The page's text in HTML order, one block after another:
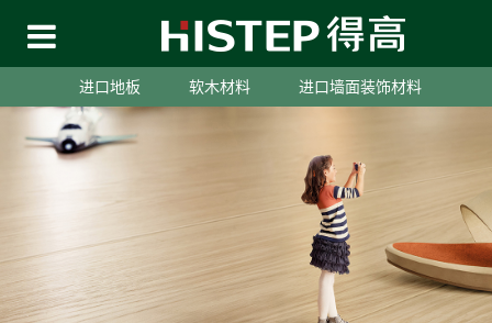
进口地板 软木材料 进口墙面装饰材料